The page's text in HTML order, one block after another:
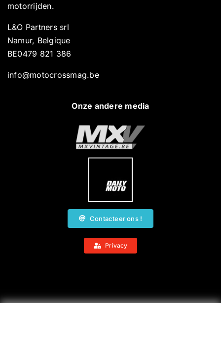
motorrijden.
L&O Partners srl
Namur, Belgique
BE0479 821 386
info@motocrossmag.be
Onze andere media
Contacteer ons !
Privacy